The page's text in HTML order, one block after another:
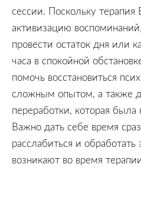
сессии. Поскольку терапия
активизацию воспоминаний,
провести остаток дня или
часа в спокойной
помочь восстановиться
сложным опытом, а также
переработки, которая была
Важно дать себе время
расслабиться и
возникают во время